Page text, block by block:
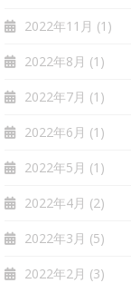
2022年11月 (1)
2022年8月 (1)
2022年7月 (1)
2022年6月 (1)
2022年5月 (1)
2022年4月 (2)
2022年3月 (5)
2022年2月 (3)